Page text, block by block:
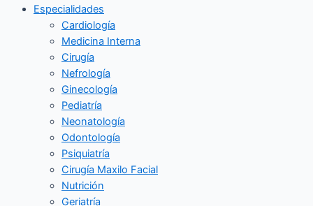
Especialidades
Cardiología
Medicina Interna
Cirugía
Nefrología
Ginecología
Pediatría
Neonatología
Odontología
Psiquiatría
Cirugía Maxilo Facial
Nutrición
Geriatría